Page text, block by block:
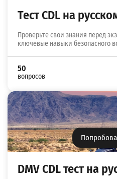
Тест CDL на
Проверьте свои знания перед
ключевые навыки безопасного
50
вопросов
DMV CDL тест на